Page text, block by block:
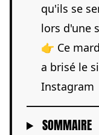
qu'ils se
lors d'une
👉 Ce
a brisé le
Instagram
SOMMAIRE